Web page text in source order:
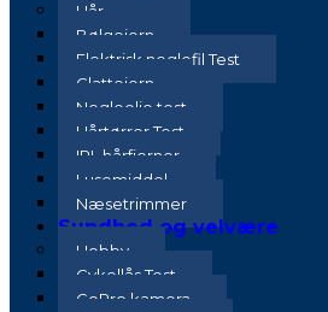
Hår
Bølgejern
Elektrisk neglefil Test
Glattejern
Negleolie test
Hårtørrer Test
IPL hårfjerner
Lusemiddel
Næsetrimmer
Sundhed og velvære
Hobby
Cykellås Test
GoPro kamera